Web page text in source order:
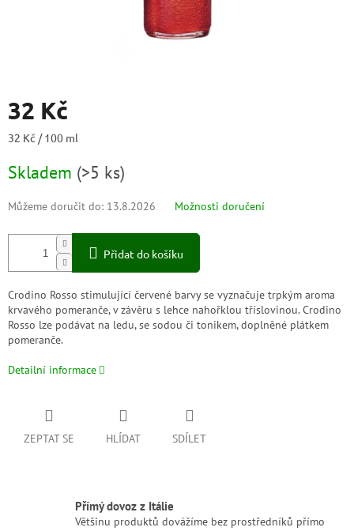
32 Kč
Měrná
32 Kč / 100 ml
Skladem (>5 ks)
Můžeme doručit do: 13.8.2026 Možnosti doručení
Přidat do košíku
Crodino Rosso stimulující červené barvy se vyznačuje trpkým aroma
krvavého pomeranče, v závěru s lehce nahořklou tříslovinou. Crodino
Rosso lze podávat na ledu, se sodou či tonikem, doplněné plátkem
pomeranče.
Detailní informace
ZEPTAT SE HLÍDAT SDÍLET
Přímý dovoz z Itálie
Většinu produktů dovážíme bez prostředníků přímo